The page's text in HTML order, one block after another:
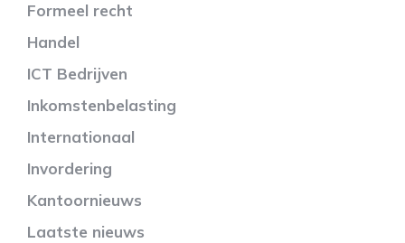
Formeel recht
Handel
ICT Bedrijven
Inkomstenbelasting
Internationaal
Invordering
Kantoornieuws
Laatste nieuws